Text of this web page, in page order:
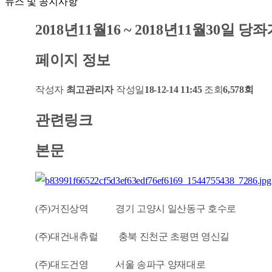
2018년11월16 ~ 2018년11월30일 당
페이지 정보
작성자 최고관리자 작성일18-12-14 11:45조회6,578회
관련링크
본문
(주)거진상역 경기 고양시 일산동구 호수로
(주)대건내츄럴 충북 진천군 초평면 영신길
(주)대도건영 서울 송파구 양재대로